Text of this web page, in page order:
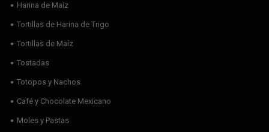
Harina de Maíz
Tortillas de Harina de Trigo
Tortillas de Maíz
Tostadas
Totopos y Nachos
Café y Chocolate Mexicano
Moles y Pastas